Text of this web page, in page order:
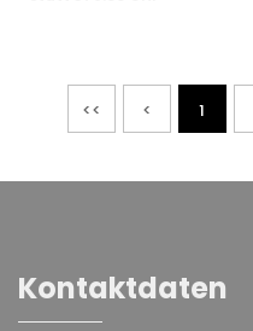
<< < 1
Kontaktdaten